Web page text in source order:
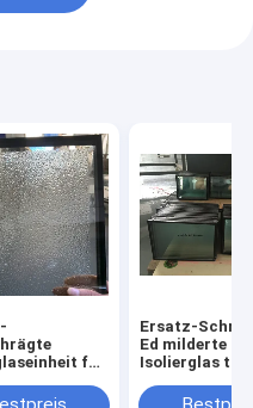
für
Beveled
Ersatz-
Ed milderte
Isolierglas
Windows